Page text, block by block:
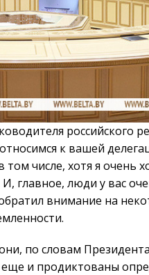
российского
к вашей
том числе, хотя я
главное, люди у вас
внимание на
по словам
и продиктованы